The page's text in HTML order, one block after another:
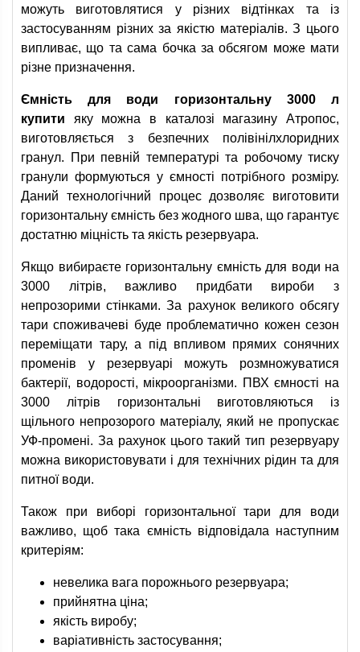
можуть виготовлятися у різних відтінках та із
застосуванням різних за якістю матеріалів. З цього
випливає, що та сама бочка за обсягом може мати
різне призначення.
Ємність для води горизонтальну 3000 л
купити яку можна в каталозі магазину Атропос,
виготовляється з безпечних полівінілхлоридних
гранул. При певній температурі та робочому тиску
гранули формуються у ємності потрібного розміру.
Даний технологічний процес дозволяє виготовити
горизонтальну ємність без жодного шва, що гарантує
достатню міцність та якість резервуара.
Якщо вибираєте горизонтальну ємність для води на
3000 літрів, важливо придбати вироби з
непрозорими стінками. За рахунок великого обсягу
тари споживачеві буде проблематично кожен сезон
переміщати тару, а під впливом прямих сонячних
променів у резервуарі можуть розмножуватися
бактерії, водорості, мікроорганізми. ПВХ ємності на
3000 літрів горизонтальні виготовляються із
щільного непрозорого матеріалу, який не пропускає
УФ-промені. За рахунок цього такий тип резервуару
можна використовувати і для технічних рідин та для
питної води.
Також при виборі горизонтальної тари для води
важливо, щоб така ємність відповідала наступним
критеріям:
невелика вага порожнього резервуара;
прийнятна ціна;
якість виробу;
варіативність застосування;